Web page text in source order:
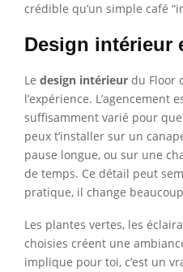
crédible qu’un simple café
Design intérieur
Le design intérieur du Floor
l’expérience. L’agencement
suffisamment varié pour
peux t’installer sur un
pause longue, ou sur une
de temps. Ce détail peut
pratique, il change
Les plantes vertes, les
choisies créent une
implique pour toi, c’est un